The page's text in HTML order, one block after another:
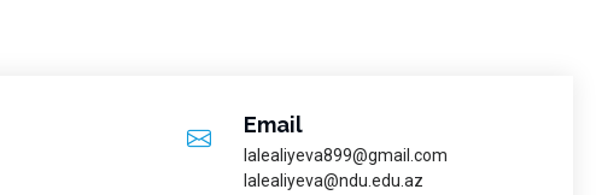
Email
lalealiyeva899@gmail.com
lalealiyeva@ndu.edu.az